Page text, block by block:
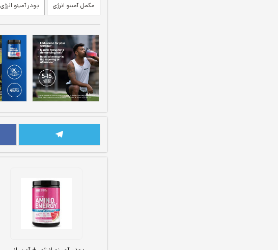
مکمل آمینو انرژی پودر آمینو انرژی